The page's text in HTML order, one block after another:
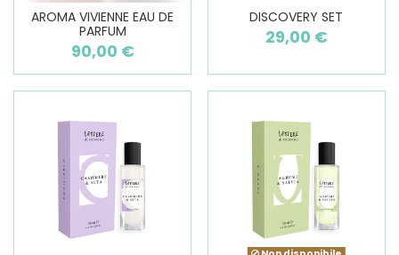
AROMA VIVIENNE EAU DE
PARFUM
90,00 €
DISCOVERY SET
29,00 €